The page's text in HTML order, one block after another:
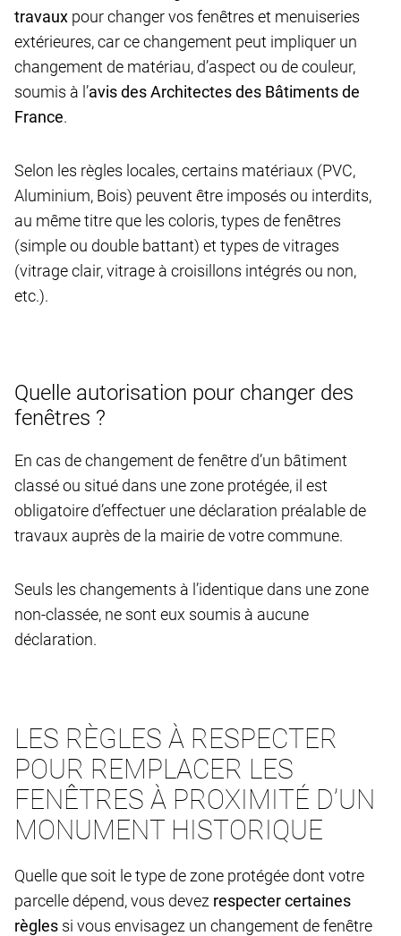
travaux pour changer vos fenêtres et menuiseries
extérieures, car ce changement peut impliquer un
changement de matériau, d’aspect ou de couleur,
soumis à l’avis des Architectes des Bâtiments de
France.
Selon les règles locales, certains matériaux (PVC,
Aluminium, Bois) peuvent être imposés ou interdits,
au même titre que les coloris, types de fenêtres
(simple ou double battant) et types de vitrages
(vitrage clair, vitrage à croisillons intégrés ou non,
etc.).
Quelle autorisation pour changer des
fenêtres ?
En cas de changement de fenêtre d’un bâtiment
classé ou situé dans une zone protégée, il est
obligatoire d’effectuer une déclaration préalable de
travaux auprès de la mairie de votre commune.
Seuls les changements à l’identique dans une zone
non-classée, ne sont eux soumis à aucune
déclaration.
LES RÈGLES À RESPECTER
POUR REMPLACER LES
FENÊTRES À PROXIMITÉ D’UN
MONUMENT HISTORIQUE
Quelle que soit le type de zone protégée dont votre
parcelle dépend, vous devez respecter certaines
règles si vous envisagez un changement de fenêtre